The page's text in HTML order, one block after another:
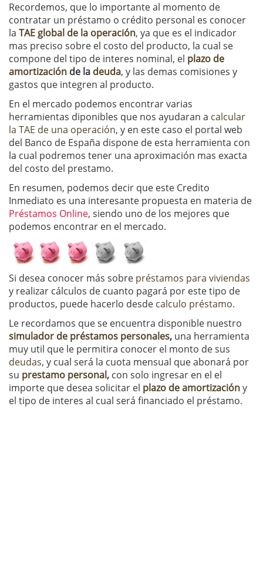
Recordemos, que lo importante al momento de
contratar un préstamo o crédito personal es conocer
la TAE global de la operación, ya que es el indicador
mas preciso sobre el costo del producto, la cual se
compone del tipo de interes nominal, el plazo de
amortización de la deuda, y las demas comisiones y
gastos que integren al producto.
En el mercado podemos encontrar varias
herramientas diponibles que nos ayudaran a calcular
la TAE de una operación, y en este caso el portal web
del Banco de España dispone de esta herramienta con
la cual podremos tener una aproximación mas exacta
del costo del prestamo.
En resumen, podemos decir que este Credito
Inmediato es una interesante propuesta en materia de
Préstamos Online, siendo uno de los mejores que
podemos encontrar en el mercado.
Si desea conocer más sobre préstamos para viviendas
y realizar cálculos de cuanto pagará por este tipo de
productos, puede hacerlo desde calculo préstamo.
Le recordamos que se encuentra disponible nuestro
simulador de préstamos personales, una herramienta
muy util que le permitira conocer el monto de sus
deudas, y cual será la cuota mensual que abonará por
su prestamo personal, con solo ingresar en el el
importe que desea solicitar el plazo de amortizacióny
el tipo de interes al cual será financiado el préstamo.